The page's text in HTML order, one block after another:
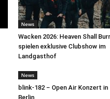
News
Wacken 2026: Heaven Shall
spielen exklusive Clubshow im
Landgasthof
News
blink-182 – Open Air Konzert in
Berlin